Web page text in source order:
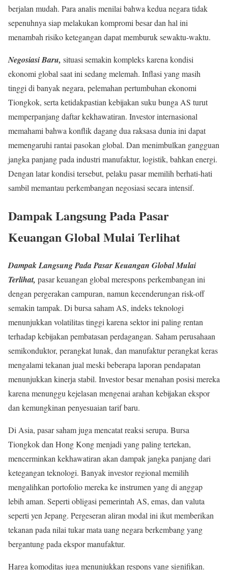
berjalan mudah. Para analis menilai bahwa kedua negara tidak
sepenuhnya siap melakukan kompromi besar dan hal ini
menambah risiko ketegangan dapat memburuk sewaktu-waktu.
Negosiasi Baru, situasi semakin kompleks karena kondisi
ekonomi global saat ini sedang melemah. Inflasi yang masih
tinggi di banyak negara, pelemahan pertumbuhan ekonomi
Tiongkok, serta ketidakpastian kebijakan suku bunga AS turut
memperpanjang daftar kekhawatiran. Investor internasional
memahami bahwa konflik dagang dua raksasa dunia ini dapat
memengaruhi rantai pasokan global. Dan menimbulkan gangguan
jangka panjang pada industri manufaktur, logistik, bahkan energi.
Dengan latar kondisi tersebut, pelaku pasar memilih berhati-hati
sambil memantau perkembangan negosiasi secara intensif.
Dampak Langsung Pada Pasar
Keuangan Global Mulai Terlihat
Dampak Langsung Pada Pasar Keuangan Global Mulai
Terlihat, pasar keuangan global merespons perkembangan ini
dengan pergerakan campuran, namun kecenderungan risk-off
semakin tampak. Di bursa saham AS, indeks teknologi
menunjukkan volatilitas tinggi karena sektor ini paling rentan
terhadap kebijakan pembatasan perdagangan. Saham perusahaan
semikonduktor, perangkat lunak, dan manufaktur perangkat keras
mengalami tekanan jual meski beberapa laporan pendapatan
menunjukkan kinerja stabil. Investor besar menahan posisi mereka
karena menunggu kejelasan mengenai arahan kebijakan ekspor
dan kemungkinan penyesuaian tarif baru.
Di Asia, pasar saham juga mencatat reaksi serupa. Bursa
Tiongkok dan Hong Kong menjadi yang paling tertekan,
mencerminkan kekhawatiran akan dampak jangka panjang dari
ketegangan teknologi. Banyak investor regional memilih
mengalihkan portofolio mereka ke instrumen yang di anggap
lebih aman. Seperti obligasi pemerintah AS, emas, dan valuta
seperti yen Jepang. Pergeseran aliran modal ini ikut memberikan
tekanan pada nilai tukar mata uang negara berkembang yang
bergantung pada ekspor manufaktur.
Harga komoditas juga menunjukkan respons yang signifikan.